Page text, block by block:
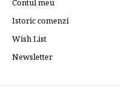
Contul meu
Istoric comenzi
Wish List
Newsletter